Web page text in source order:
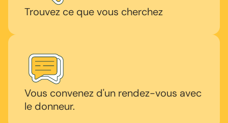
Trouvez ce que vous cherchez
Vous convenez d'un rendez-vous avec
le donneur.